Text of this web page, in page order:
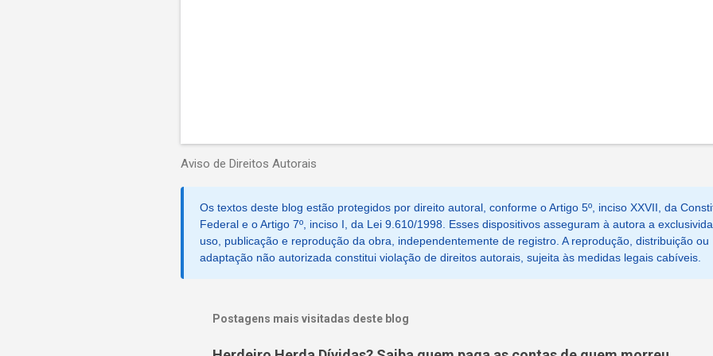
Aviso de Direitos Autorais
Os textos deste blog estão protegidos por direito autoral, conforme o Artigo 5º, inciso XXVII, da
Federal e o Artigo 7º, inciso I, da Lei 9.610/1998. Esses dispositivos asseguram à autora a
uso, publicação e reprodução da obra, independentemente de registro. A reprodução, distribuição ou
adaptação não autorizada constitui violação de direitos autorais, sujeita às medidas legais cabíveis.
Postagens mais visitadas deste blog